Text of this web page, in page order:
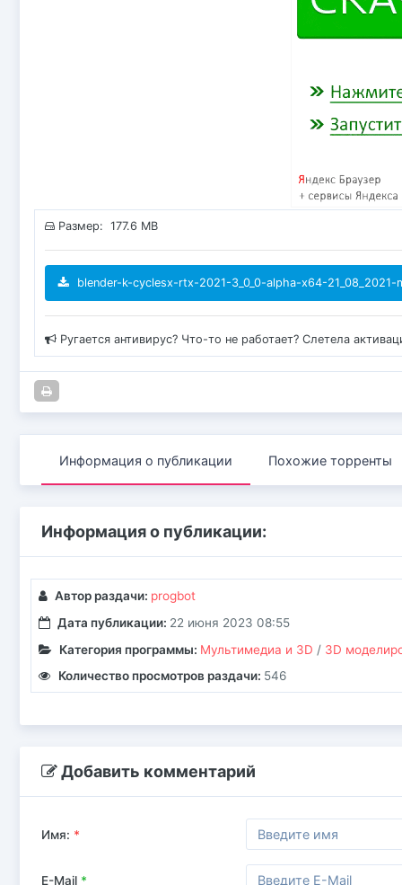
Размер: 177.6 MB
blender-k-cyclesx-rtx-2021-3_0_0-alpha-x64-
Ругается антивирус? Что-то не работает? Слетела
Информация о публикации Похожие торренты
Информация о публикации:
Автор раздачи: progbot
Дата публикации: 22 июня 2023 08:55
Категория программы: Мультимедиа и 3D / 3D
Количество просмотров раздачи: 546
Добавить комментарий
Имя: *
E-Mail *